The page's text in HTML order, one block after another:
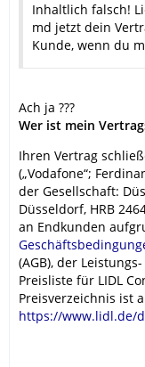
Inhaltlich falsch!
md jetzt dein
Kunde, wenn du
Ach ja ???
Wer ist mein
Ihren Vertrag
(„Vodafone“;
der Gesellschaft:
Düsseldorf, HRB
an Endkunden
(AGB), der
Preisliste für LIDL
Preisverzeichnis ist
https://www.lidl.de/